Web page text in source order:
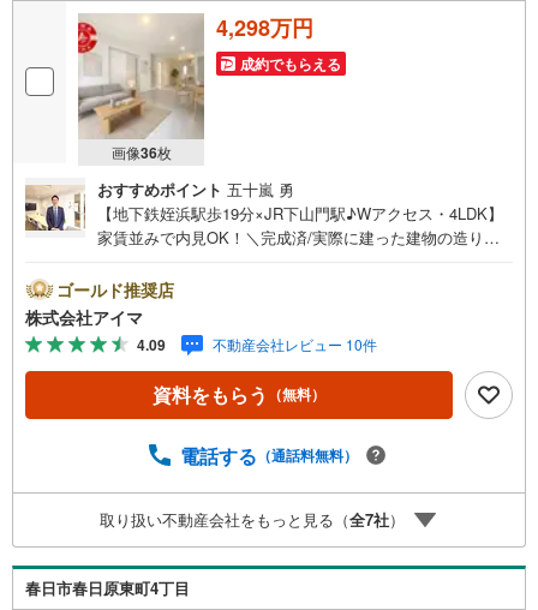
画像36枚
4,298万円
成約でもらえる
おすすめポイント 五十嵐 勇
【地下鉄姪浜駅歩19分×JR下山門駅♪Wアクセス・4LDK】
家賃並みで内見OK！＼完成済/実際に建った建物の造りと
り間取りは4LDK・LDK15帖以上。土地約27坪・延床約26坪
と、暮らしの広さを数字でご確認いただけます。■品質・保
証住まいの品質を支える裏付けです。基礎は面で支えるベ
タ基礎。地盤調査を実施済み。完了検査済証の交付済み。
ほかにフラット35Sに対応・フラット35S適合証明書も備え
ます。■通学・周辺2駅を使い分けできます。2沿線利用で
アイマのサポートアイマは福岡の新築一戸建て・マンショ
携/最長50年の返済プランもご用意平日も夜間もご見学OK/
ご自宅・最寄り駅まで送迎無料/オンライン相談OK「見る
だけ」「ローン相談だけ」でも歓迎します他社でローンが
難しいと言われた方、転職後で審査にご不安の方もご相談
くださいお住まい探しのご相談だけでも承っております
ゴールド推奨店
株式会社アイマ
4.09 不動産会社レビュー 10件
資料をもらう （無料）
電話する （通話料無料）
取り扱い不動産会社をもっと見る（全7社）
春日市春日原東町4丁目